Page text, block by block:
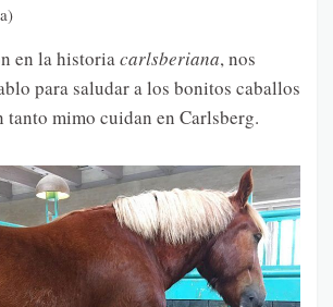
en la historiacarlsberiana, nos
para saludar a los bonitos caballos
tanto mimo cuidan en Carlsberg.